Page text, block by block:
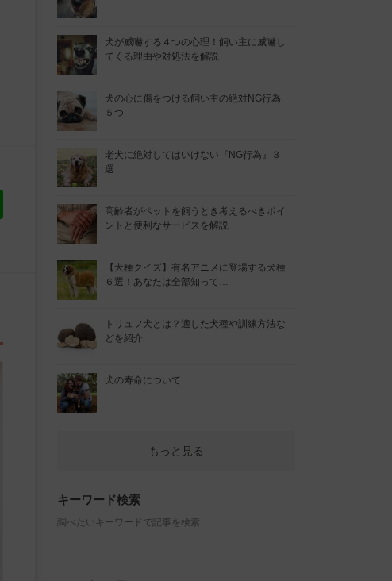
犬が威嚇する４つの心理！飼い主に威嚇し
てくる理由や対処法を解説
犬の心に傷をつける飼い主の絶対NG行為
５つ
老犬に絶対してはいけない『NG行為』３
選
高齢者がペットを飼うとき考えるべきポイ
ントと便利なサービスを解説
【犬種クイズ】有名アニメに登場する犬種
６選！あなたは全部知って…
トリュフ犬とは？適した犬種や訓練方法な
どを紹介
犬の寿命について
もっと見る
キーワード検索
調べたいキーワードで記事を検索